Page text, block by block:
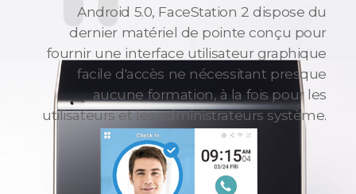
Android 5.0, FaceStation 2 dispose du
dernier matériel de pointe conçu pour
fournir une interface utilisateur graphique
facile d'accès ne nécessitant presque
aucune formation, à la fois pour les
utilisateurs et les administrateurs système.